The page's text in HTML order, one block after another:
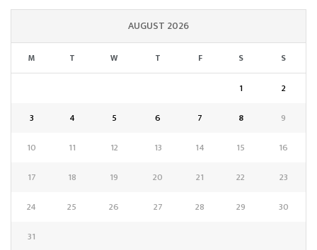
AUGUST 2026
M T W T F S S
1
2
3
4 5 6 7 8
9
10
11 12 13 14 15
16
17
18 19 20 21 22
23
24
25 26 27 28 29
30
31